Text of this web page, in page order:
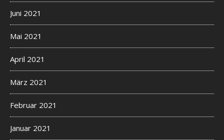
Juni 2021
Mai 2021
April 2021
März 2021
Februar 2021
Januar 2021